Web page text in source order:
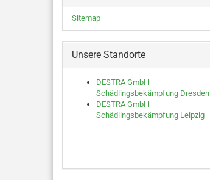
Sitemap
Unsere Standorte
DESTRA GmbH
Schädlingsbekämpfung Dresden
DESTRA GmbH
Schädlingsbekämpfung Leipzig